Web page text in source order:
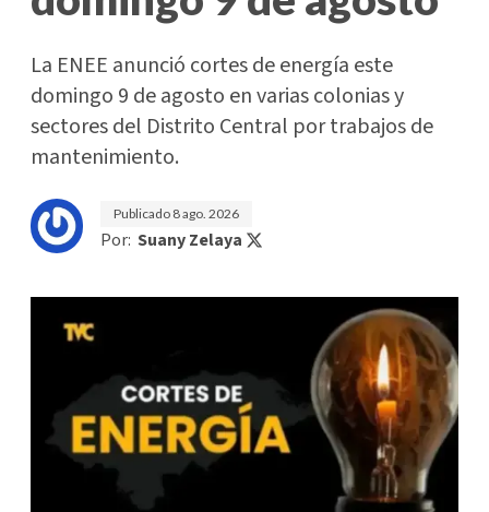
La ENEE anunció cortes de energía este
domingo 9 de agosto en varias colonias y
sectores del Distrito Central por trabajos de
mantenimiento.
Publicado 8 ago. 2026
Por: Suany Zelaya